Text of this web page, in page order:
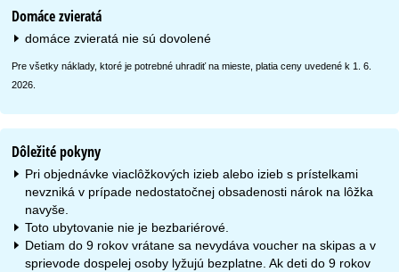
Domáce zvieratá
domáce zvieratá nie sú dovolené
Pre všetky náklady, ktoré je potrebné uhradiť na mieste, platia ceny uvedené k 1. 6.
2026.
Dôležité pokyny
Pri objednávke viaclôžkových izieb alebo izieb s prístelkami
nevzniká v prípade nedostatočnej obsadenosti nárok na lôžka
navyše.
Toto ubytovanie nie je bezbariérové.
Detiam do 9 rokov vrátane sa nevydáva voucher na skipas a v
sprievode dospelej osoby lyžujú bezplatne. Ak deti do 9 rokov